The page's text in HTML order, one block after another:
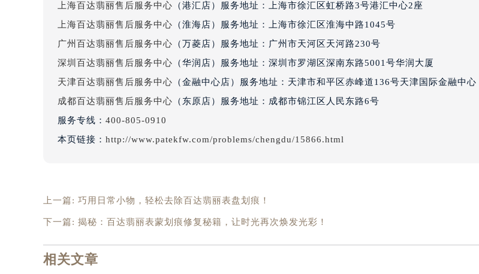
吉林省松原市宁江区五环大街百达翡丽售后服务中心（需提前预约）
吉林省通化市东昌区环通乡江南大街百达翡丽售后服务中心（需提前预约）
吉林省延边市延吉市解放路百达翡丽售后服务中心（需提前预约）
辽宁省鞍山市铁东区站前街百达翡丽售后服务中心（需提前预约）
辽宁省本溪市平山区胜利路百达翡丽售后服务中心（需提前预约）
辽宁省锦州市古塔区中央大街百达翡丽售后服务中心（需提前预约）
辽宁省辽阳市白塔区新运大街百达翡丽售后服务中心（需提前预约）
上海百达翡丽售后服务中心 （港汇店）服务地址：上海市徐汇区虹桥路3号港汇中心2座
上海百达翡丽售后服务中心 （淮海店）服务地址：上海市徐汇区淮海中路1045号
广州百达翡丽售后服务中心 （万菱店）服务地址：广州市天河区天河路230号
深圳百达翡丽售后服务中心 （华润店）服务地址：深圳市罗湖区深南东路5001号华润大厦
天津百达翡丽售后服务中心 （金融中心店）服务地址：天津市和平区赤峰道136号天津国际金融中心
成都百达翡丽售后服务中心 （东原店）服务地址：成都市锦江区人民东路6号
服务专线： 400-805-0910
本页链接： http://www.patekfw.com/problems/chengdu/15866.html
上一篇: 巧用日常小物，轻松去除百达翡丽表盘划痕！
下一篇: 揭秘：百达翡丽表蒙划痕修复秘籍，让时光再次焕发光彩！
相关文章